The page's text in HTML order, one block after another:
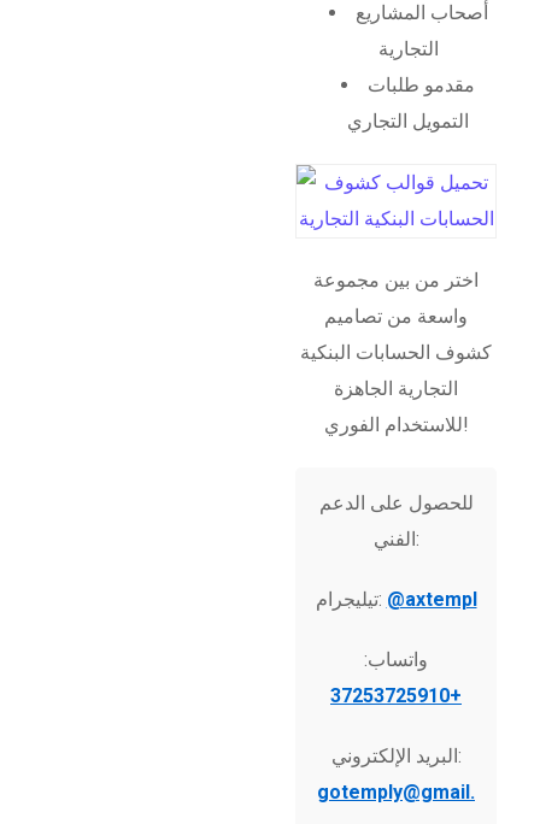
أصحاب المشاريع
التجارية
مقدمو طلبات
التمويل التجاري
اختر من بين مجموعة
واسعة من تصاميم
كشوف الحسابات البنكية
التجارية الجاهزة
للاستخدام الفوري!
للحصول على الدعم
الفني:
تيليجرام: @axtempl
واتساب:
+37253725910
البريد الإلكتروني:
gotemply@gmail.